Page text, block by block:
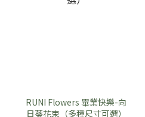
RUNI Flowers 畢業快樂-向
日葵花束（多種尺寸可選）